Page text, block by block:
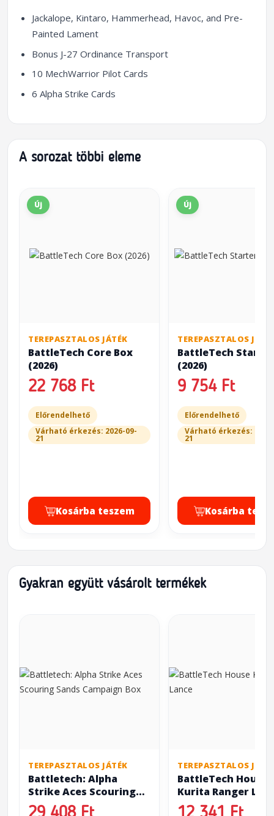
Jackalope, Kintaro, Hammerhead, Havoc, and Pre-
Painted Lament
Bonus J-27 Ordinance Transport
10 MechWarrior Pilot Cards
6 Alpha Strike Cards
A sorozat többi eleme
Új
TEREPASZTALOS JÁTÉK
BattleTech Core Box
(2026)
22 768 Ft
Előrendelhető
Várható érkezés: 2026-09-
21
Kosárba teszem
Új
TEREPASZTALOS
BattleTech
(2026)
9 754 Ft
Előrendelhető
Várható érkezés:
21
Kosárba
Gyakran együtt vásárolt termékek
TEREPASZTALOS JÁTÉK
Battletech: Alpha
Strike Aces Scouring
Sands Campaign Box
TEREPASZTALOS
BattleTech House
Kurita Ranger